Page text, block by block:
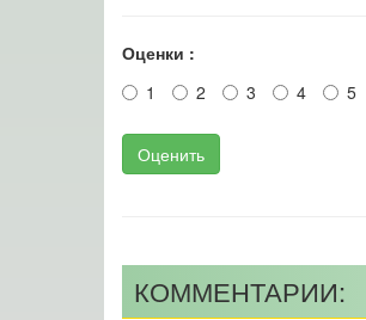
Оценки :
1
2 3 4 5
Оценить
КОММЕНТАРИИ: